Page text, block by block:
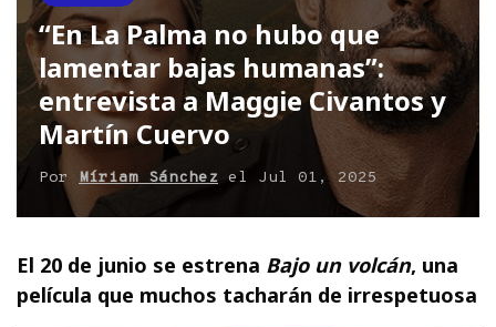
“En La Palma no hubo que
lamentar bajas humanas”:
entrevista a Maggie Civantos y
Martín Cuervo
Por Míriam Sánchez el Jul 01, 2025
El 20 de junio se estrena Bajo un volcán, una
película que muchos tacharán de irrespetuosa